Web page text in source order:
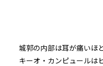
城郭の内部は耳が痛いほ
キーオ・カンピュールは